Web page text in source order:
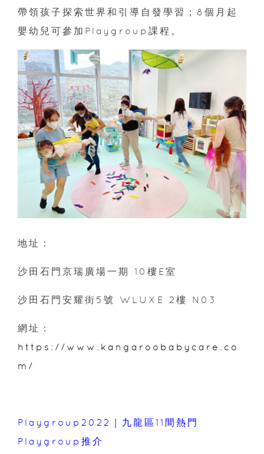
帶領孩子探索世界和引導自發學習；8個月起
嬰幼兒可參加Playgroup課程。
地址：
沙田石門京瑞廣場一期 10樓E室
沙田石門安耀街5號 WLUXE 2樓 N03
網址：
https://www.kangaroobabycare.co
m/
Playgroup2022｜九龍區11間熱門
Playgroup推介